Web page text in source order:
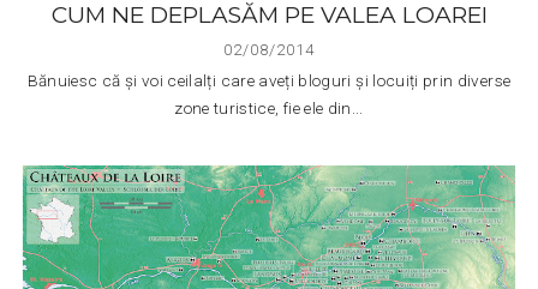
CUM NE DEPLASĂM PE VALEA LOAREI
02/08/2014
Bănuiesc că și voi ceilalți care aveți bloguri și locuiți prin diverse
zone turistice, fie ele din...